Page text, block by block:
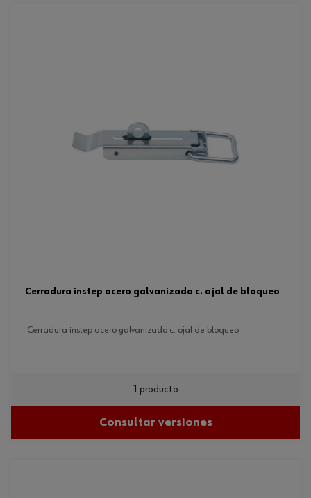
cerradura instep acero galvanizado c. ojal de bloqueo
cerradura instep acero galvanizado c. ojal de bloqueo
1 producto
Consultar versiones